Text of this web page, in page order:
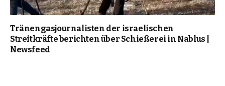
Tränengasjournalisten der israelischen
Streitkräfte berichten über Schießerei in Nablus |
Newsfeed